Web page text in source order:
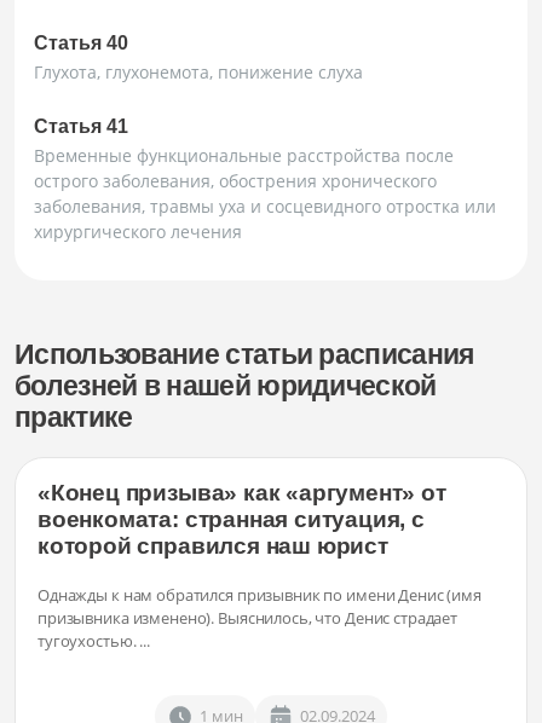
Статья 40
Глухота, глухонемота, понижение слуха
Статья 41
Временные функциональные расстройства после
острого заболевания, обострения хронического
заболевания, травмы уха и сосцевидного отростка или
хирургического лечения
Использование статьи расписания
болезней в нашей юридической
практике
«Конец призыва» как «аргумент» от
военкомата: странная ситуация, с
которой справился наш юрист
Однажды к нам обратился призывник по имени Денис (имя
призывника изменено). Выяснилось, что Денис страдает
тугоухостью. ...
1 мин 02.09.2024